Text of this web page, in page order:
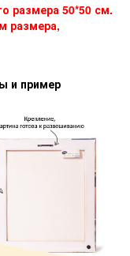
размера 50*50 см.
размера,
и пример